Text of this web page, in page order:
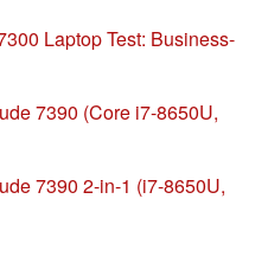
Laptop Test: Business-
7390 (Core i7-8650U,
7390 2-in-1 (i7-8650U,